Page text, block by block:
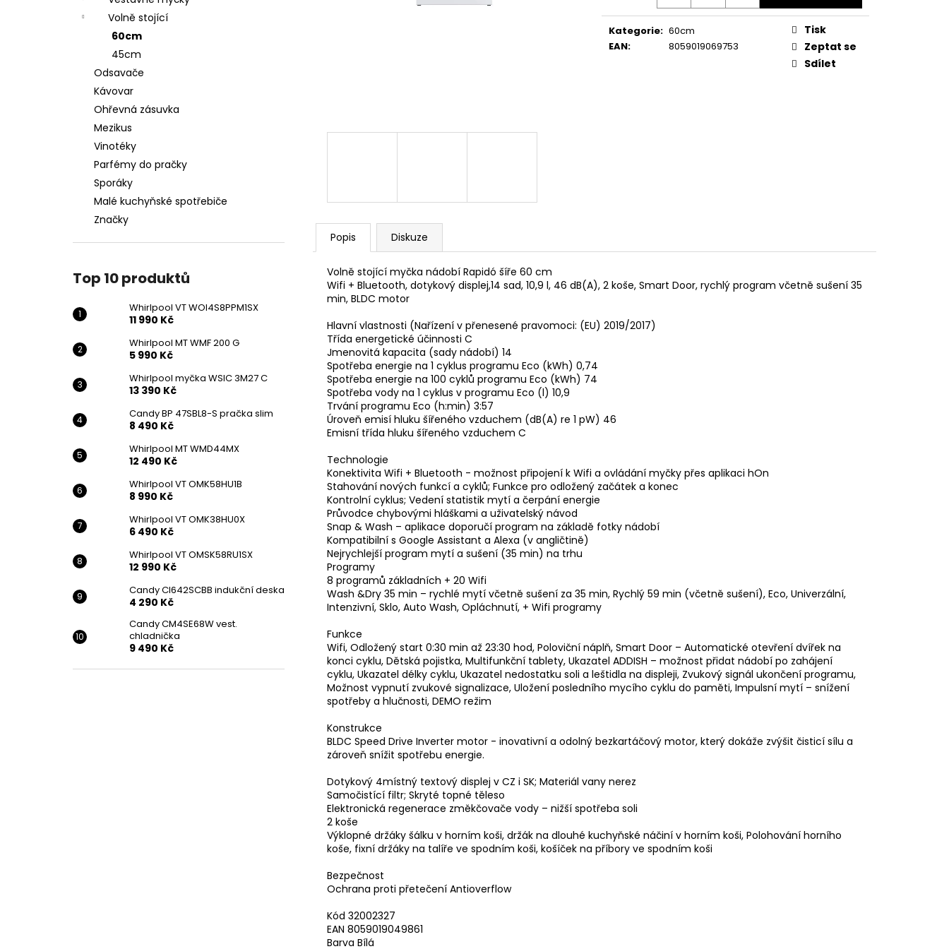
Volně stojící
60cm
45cm
Odsavače
Kávovar
Ohřevná zásuvka
Mezikus
Vinotéky
Parfémy do pračky
Sporáky
Malé kuchyňské spotřebiče
Značky
Top 10 produktů
Whirlpool VT WOI4S8PPM1SX
11 990 Kč
Whirlpool MT WMF 200 G
5 990 Kč
Whirlpool myčka WSIC 3M27 C
13 390 Kč
Candy BP 47SBL8-S pračka slim
8 490 Kč
Whirlpool MT WMD44MX
12 490 Kč
Whirlpool VT OMK58HU1B
8 990 Kč
Whirlpool VT OMK38HU0X
6 490 Kč
Whirlpool VT OMSK58RU1SX
12 990 Kč
Candy CI642SCBB indukční deska
4 290 Kč
Candy CM4SE68W vest.
chladnička
9 490 Kč
Kategorie: 60cm
EAN: 8059019069753
Tisk
Zeptat se
Sdílet
Popis Diskuze
Volně stojící myčka nádobí Rapidó šíře 60 cm
Wifi + Bluetooth, dotykový displej,14 sad, 10,9 l, 46 dB(A), 2 koše, Smart Door, rychlý program včetně sušení 35
min, BLDC motor
Hlavní vlastnosti (Nařízení v přenesené pravomoci: (EU) 2019/2017)
Třída energetické účinnosti C
Jmenovitá kapacita (sady nádobí) 14
Spotřeba energie na 1 cyklus programu Eco (kWh) 0,74
Spotřeba energie na 100 cyklů programu Eco (kWh) 74
Spotřeba vody na 1 cyklus v programu Eco (l) 10,9
Trvání programu Eco (h:min) 3:57
Úroveň emisí hluku šířeného vzduchem (dB(A) re 1 pW) 46
Emisní třída hluku šířeného vzduchem C
Technologie
Konektivita Wifi + Bluetooth - možnost připojení k Wifi a ovládání myčky přes aplikaci hOn
Stahování nových funkcí a cyklů; Funkce pro odložený začátek a konec
Kontrolní cyklus; Vedení statistik mytí a čerpání energie
Průvodce chybovými hláškami a uživatelský návod
Snap & Wash – aplikace doporučí program na základě fotky nádobí
Kompatibilní s Google Assistant a Alexa (v angličtině)
Nejrychlejší program mytí a sušení (35 min) na trhu
Programy
8 programů základních + 20 Wifi
Wash &Dry 35 min – rychlé mytí včetně sušení za 35 min, Rychlý 59 min (včetně sušení), Eco, Univerzální,
Intenzivní, Sklo, Auto Wash, Opláchnutí, + Wifi programy
Funkce
Wifi, Odložený start 0:30 min až 23:30 hod, Poloviční náplň, Smart Door – Automatické otevření dvířek na
konci cyklu, Dětská pojistka, Multifunkční tablety, Ukazatel ADDISH – možnost přidat nádobí po zahájení
cyklu, Ukazatel délky cyklu, Ukazatel nedostatku soli a leštidla na displeji, Zvukový signál ukončení programu,
Možnost vypnutí zvukové signalizace, Uložení posledního mycího cyklu do paměti, Impulsní mytí – snížení
spotřeby a hlučnosti, DEMO režim
Konstrukce
BLDC Speed Drive Inverter motor - inovativní a odolný bezkartáčový motor, který dokáže zvýšit čisticí sílu a
zároveň snížit spotřebu energie.
Dotykový 4místný textový displej v CZ i SK; Materiál vany nerez
Samočistící filtr; Skryté topné těleso
Elektronická regenerace změkčovače vody – nižší spotřeba soli
2 koše
Výklopné držáky šálku v horním koši, držák na dlouhé kuchyňské náčiní v horním koši, Polohování horního
koše, fixní držáky na talíře ve spodním koši, košíček na příbory ve spodním koši
Bezpečnost
Ochrana proti přetečení Antioverflow
Kód 32002327
EAN 8059019049861
Barva Bílá
WHIRLPOOL VT WOI4S8PPM1SX
11 990 Kč
WHIRLPOOL MT WMF 200 G